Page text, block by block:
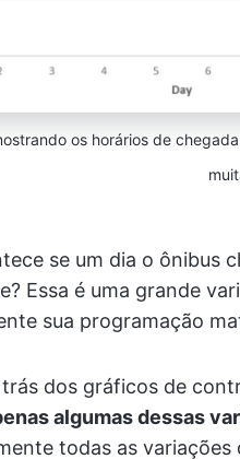
os horários de
se um dia o ônibus
Essa é uma grande
sua programação
dos gráficos de
algumas dessas
todas as